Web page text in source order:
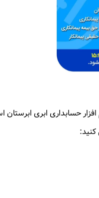
از نرم افزار حسابداری